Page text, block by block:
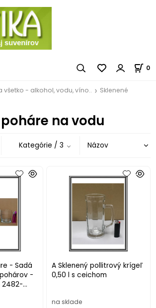
0
všetko - alkohol, vodu, víno..
Sklenené
na vodu
Kategórie / 3
- Sadá
-
2482-
A Sklenený pollitrový krígeľ
0,50 l s ceichom
na sklade